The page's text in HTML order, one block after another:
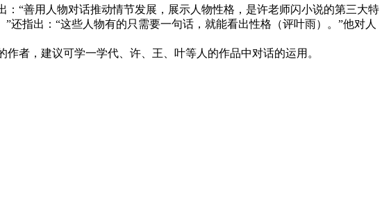
“善用人物对话推动情节发展，展示人物性格，是许老师闪小说的第三大特
还指出：“这些人物有的只需要一句话，就能看出性格（评叶雨）。”他对人
，建议可学一学代、许、王、叶等人的作品中对话的运用。